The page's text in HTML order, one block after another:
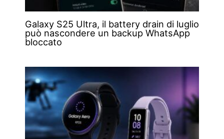
Galaxy S25 Ultra, il battery drain di luglio
può nascondere un backup WhatsApp
bloccato